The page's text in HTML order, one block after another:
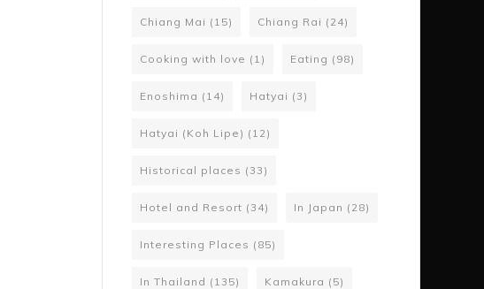
Chiang Mai (15) Chiang Rai (24)
Cooking with love (1) Eating (98)
Enoshima (14) Hatyai (3)
Hatyai (Koh Lipe) (12)
Historical places (33)
Hotel and Resort (34) In Japan (28)
Interesting Places (85)
In Thailand (135) Kamakura (5)